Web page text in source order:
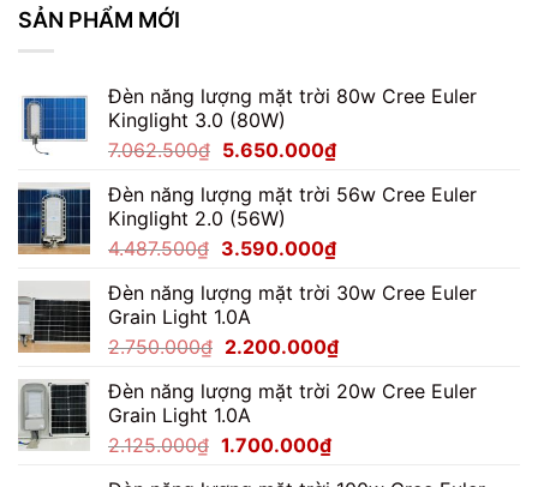
SẢN PHẨM MỚI
Đèn năng lượng mặt trời 80w Cree Euler
Kinglight 3.0 (80W)
7.062.500₫ Giá
là:
7.062.500₫.
5.650.000₫Giá
tại
5.650.000₫.
Đèn năng lượng mặt trời 56w Cree Euler
Kinglight 2.0 (56W)
4.487.500₫ Giá
là:
4.487.500₫.
3.590.000₫Giá
tại
3.590.000₫.
Đèn năng lượng mặt trời 30w Cree Euler
Grain Light 1.0A
2.750.000₫ Giá
là:
2.750.000₫.
2.200.000₫Giá
tại
Đèn năng lượng mặt trời 20w Cree Euler
Grain Light 1.0A
2.125.000₫ Giá
1.700.000₫Giá